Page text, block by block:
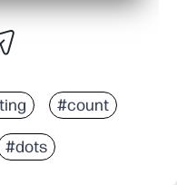
#count
#dots